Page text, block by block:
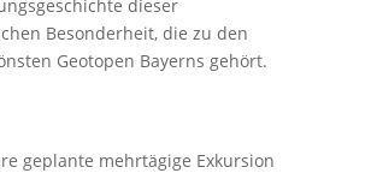
dieser
Besonderheit, die zu den
Geotopen Bayerns gehört.
geplante mehrtägige Exkursion